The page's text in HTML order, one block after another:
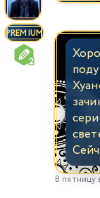
PREMIUM
В пятницу